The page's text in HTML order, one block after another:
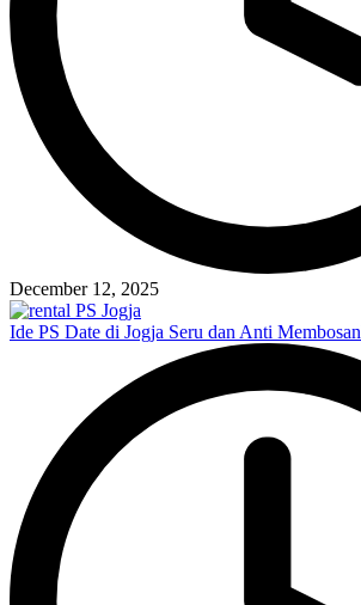
December 12, 2025
Ide PS Date di Jogja Seru dan Anti